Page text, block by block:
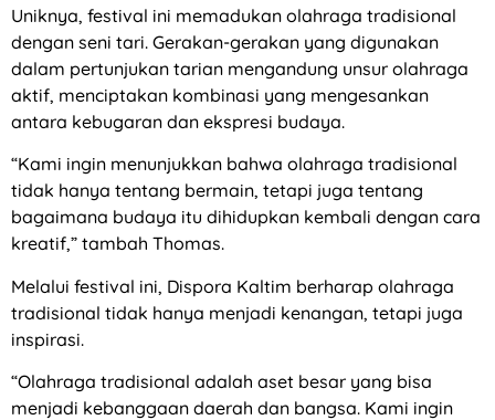
Uniknya, festival ini memadukan olahraga tradisional
dengan seni tari. Gerakan-gerakan yang digunakan
dalam pertunjukan tarian mengandung unsur olahraga
aktif, menciptakan kombinasi yang mengesankan
antara kebugaran dan ekspresi budaya.
“Kami ingin menunjukkan bahwa olahraga tradisional
tidak hanya tentang bermain, tetapi juga tentang
bagaimana budaya itu dihidupkan kembali dengan cara
kreatif,” tambah Thomas.
Melalui festival ini, Dispora Kaltim berharap olahraga
tradisional tidak hanya menjadi kenangan, tetapi juga
inspirasi.
“Olahraga tradisional adalah aset besar yang bisa
menjadi kebanggaan daerah dan bangsa. Kami ingin